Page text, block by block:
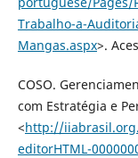
Trabalho-a-
Mangas.aspx>.
COSO.
com Estratégia e
<http://
editorHTML-